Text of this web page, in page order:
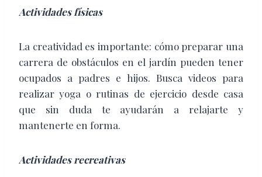
Actividades físicas
La creatividad es importante: cómo preparar una
carrera de obstáculos en el jardín pueden tener
ocupados a padres e hijos. Busca videos para
realizar yoga o rutinas de ejercicio desde casa
que sin duda te ayudarán a relajarte y
mantenerte en forma.
Actividades recreativas